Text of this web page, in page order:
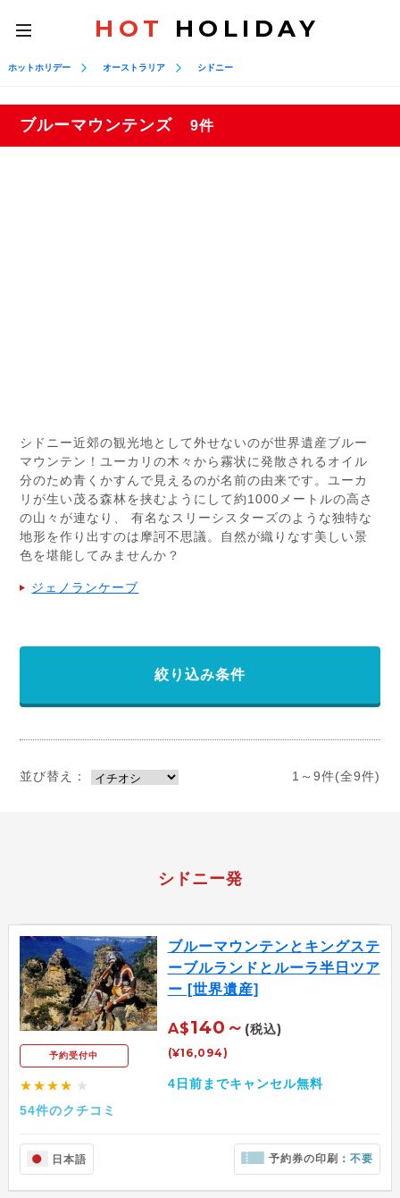
toggle
navigation
HOT HOLIDAY
ホットホリデー オーストラリア シドニー
ブルーマウンテンズ 9件
シドニー近郊の観光地として外せないのが世界遺産ブルー
マウンテン！ユーカリの木々から霧状に発散されるオイル
分のため青くかすんで見えるのが名前の由来です。ユーカ
リが生い茂る森林を挟むようにして約1000メートルの高さ
の山々が連なり、 有名なスリーシスターズのような独特な
地形を作り出すのは摩訶不思議。自然が織りなす美しい景
色を堪能してみませんか？
ジェノランケーブ
絞り込み条件
並び替え： 1～9件(全9件)
シドニー発
予約受付中
★★★★ ★
54件のクチコミ
ブルーマウンテンとキングステ
ーブルランドとルーラ半日ツア
ー [世界遺産]
A$140～ (税込)
(¥16,094)
4日前までキャンセル無料
日本語 予約券の印刷：不要